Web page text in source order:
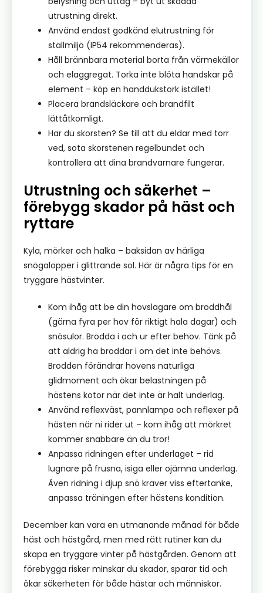
utrustning direkt.
Använd endast godkänd elutrustning för
stallmiljö (IP54 rekommenderas).
Håll brännbara material borta från värmekällor
och elaggregat. Torka inte blöta handskar på
element – köp en handdukstork istället!
Placera brandsläckare och brandfilt
lättåtkomligt.
Har du skorsten? Se till att du eldar med torr
ved, sota skorstenen regelbundet och
kontrollera att dina brandvarnare fungerar.
Utrustning och säkerhet –
förebygg skador på häst och
ryttare
Kyla, mörker och halka – baksidan av härliga
snögalopper i glittrande sol. Här är några tips för en
tryggare hästvinter.
Kom ihåg att be din hovslagare om broddhål
(gärna fyra per hov för riktigt hala dagar) och
snösulor. Brodda i och ur efter behov. Tänk på
att aldrig ha broddar i om det inte behövs.
Brodden förändrar hovens naturliga
glidmoment och ökar belastningen på
hästens kotor när det inte är halt underlag.
Använd reflexväst, pannlampa och reflexer på
hästen när ni rider ut – kom ihåg att mörkret
kommer snabbare än du tror!
Anpassa ridningen efter underlaget – rid
lugnare på frusna, isiga eller ojämna underlag.
Även ridning i djup snö kräver viss eftertanke,
anpassa träningen efter hästens kondition.
December kan vara en utmanande månad för både
häst och hästgård, men med rätt rutiner kan du
skapa en tryggare vinter på hästgården. Genom att
förebygga risker minskar du skador, sparar tid och
ökar säkerheten för både hästar och människor.